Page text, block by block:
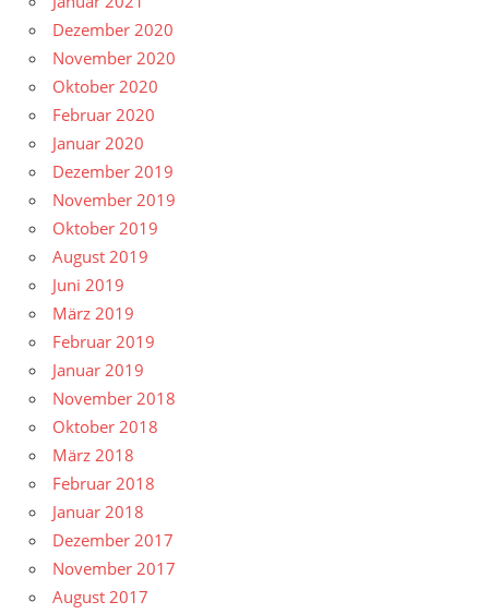
Dezember 2020
November 2020
Oktober 2020
Februar 2020
Januar 2020
Dezember 2019
November 2019
Oktober 2019
August 2019
Juni 2019
März 2019
Februar 2019
Januar 2019
November 2018
Oktober 2018
März 2018
Februar 2018
Januar 2018
Dezember 2017
November 2017
August 2017